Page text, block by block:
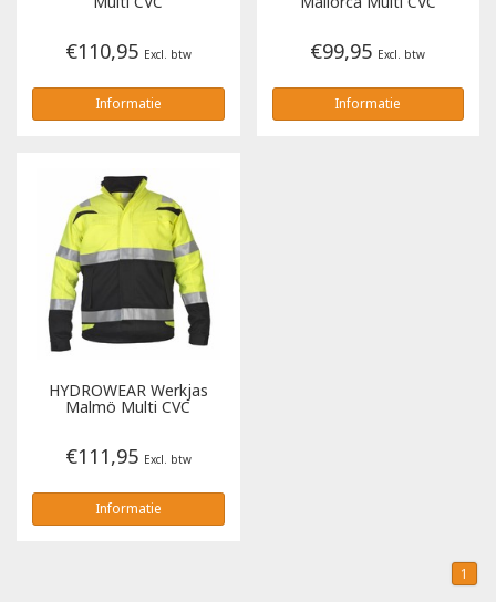
€110,95 Excl. btw
Informatie
€99,95 Excl. btw
Informatie
HYDROWEARWerkjas
Malmö Multi CVC
€111,95 Excl. btw
Informatie
1